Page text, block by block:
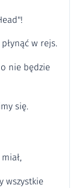
w rejs.
nie będzie
się.
wszystkie